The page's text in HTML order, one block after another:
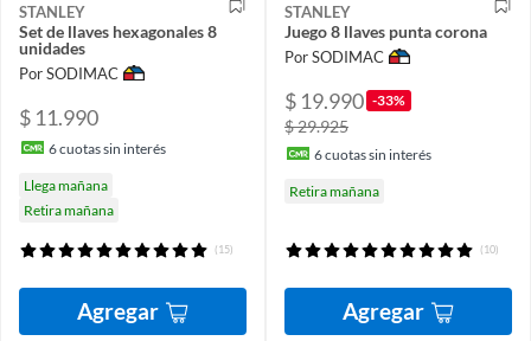
STANLEY
Set de llaves hexagonales 8
unidades
Por SODIMAC
$ 11.990
6cuotas sin interés
Llega mañana
Retira mañana
(15)
Agregar
STANLEY
Juego 8 llaves punta corona
Por SODIMAC
$ 19.990 -33%
$ 29.925
6cuotas sin interés
Retira mañana
(10)
Agregar